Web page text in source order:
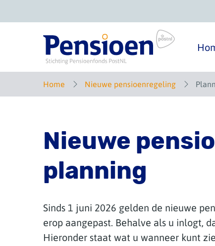
naar
Home Nieuwe pensioenregeling
Nieuwe
planning
Sinds 1 juni 2026 gelden de nieuwe
erop aangepast. Behalve als u inlogt,
Hieronder staat wat u wanneer kunt